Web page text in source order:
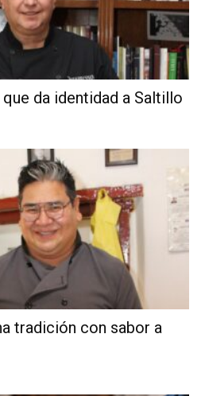
da identidad a Saltillo
tradición con sabor a